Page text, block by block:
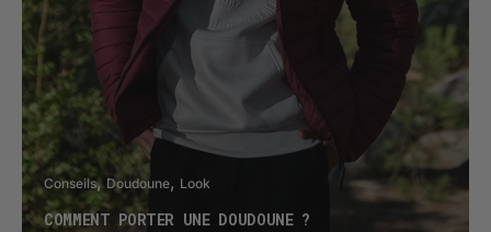
Conseils Doudoune Look
COMMENT PORTER UNE DOUDOUNE ?